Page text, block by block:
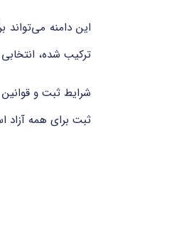
ترکیب شده، انتخابی
شرایط ثبت و قوانین
ثبت برای همه